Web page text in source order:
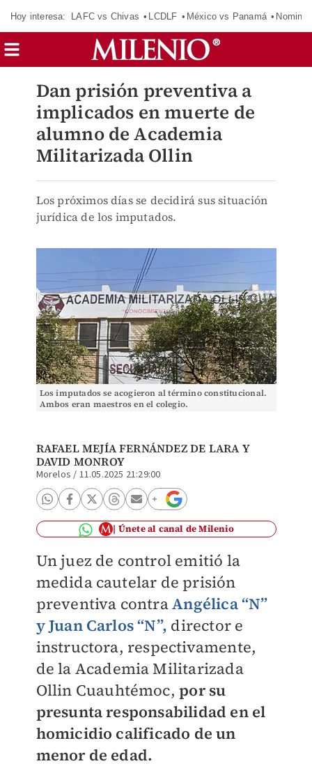
Hoy interesa: LAFC vs Chivas LCDLF México vs Panamá
Dan prisión preventiva a
implicados en muerte de
alumno de Academia
Militarizada Ollin
Los próximos días se decidirá sus situación
jurídica de los imputados.
Los imputados se acogieron al término constitucional.
Ambos eran maestros en el colegio.
RAFAEL MEJÍA FERNÁNDEZ DE LARAY
DAVID MONROY
Morelos / 11.05.2025 21:29:00
Únete al canal de Milenio
Un juez de control emitió la
medida cautelar de prisión
preventiva contraAngélica “N”
y Juan Carlos “N”, director e
instructora, respectivamente,
de la Academia Militarizada
Ollin Cuauhtémoc,por su
presunta responsabilidad en el
homicidio calificado de un
menor de edad.